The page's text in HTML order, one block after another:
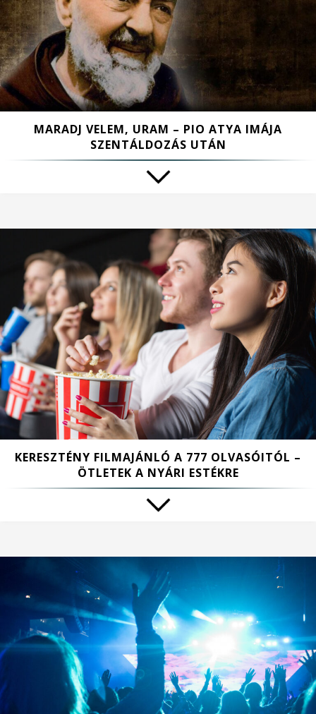
MARADJ VELEM, URAM – PIO ATYA IMÁJA
SZENTÁLDOZÁS UTÁN
KERESZTÉNY FILMAJÁNLÓ A 777 OLVASÓITÓL –
ÖTLETEK A NYÁRI ESTÉKRE